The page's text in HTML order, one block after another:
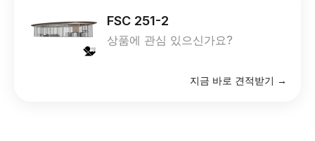
FSC 251-2
상품에 관심 있으신가요?
지금 바로 견적받기 →